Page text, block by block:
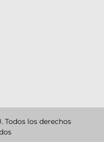
Todos los derechos